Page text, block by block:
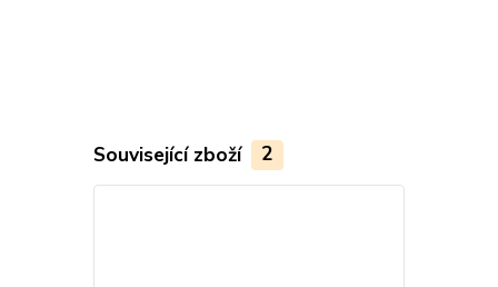
Související zboží 2